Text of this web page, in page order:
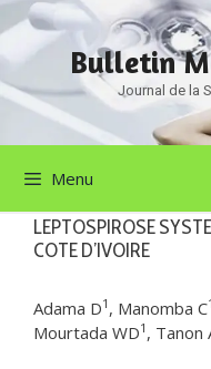
Aller
au
contenu
Bulletin
Journal de la
Menu
LEPTOSPIROSE
COTE D’IVOIRE
Adama D1 , Manomba C1
Mourtada WD1 , Tanon